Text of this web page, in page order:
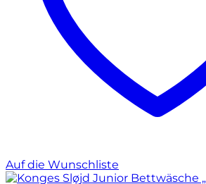
Auf die Wunschliste